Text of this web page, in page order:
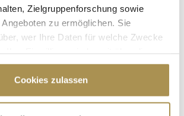
Zielgruppenforschung sowie
zu ermöglichen. Sie
wer Ihre Daten für welche Zwecke
oder durch Klicken auf das Privacy
oder widerrufen
Cookies zulassen
ELEKTROAUTOS
UND TRANSFORMATION